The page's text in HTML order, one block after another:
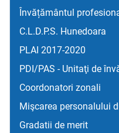
Învățământul
C.L.D.P.S. Hunedoara
PLAI 2017-2020
PDI/PAS - Unitaţi de
Coordonatori zonali
Mişcarea personalului
Gradatii de merit